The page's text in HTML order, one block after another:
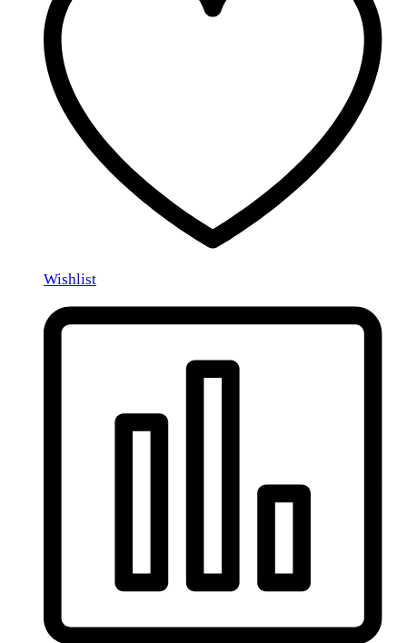
Wishlist